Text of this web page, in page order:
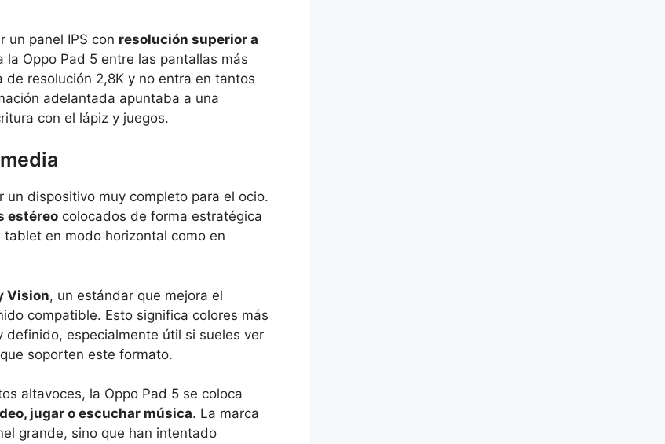
un panel IPS con resolución superior a
la Oppo Pad 5 entre las pantallas más
resolución 2,8K y no entra en tantos
adelantada apuntaba a una
con el lápiz y juegos.
dispositivo muy completo para el ocio.
estéreo colocados de forma estratégica
en modo horizontal como en
Vision, un estándar que mejora el
compatible. Esto significa colores más
especialmente útil si sueles ver
soporten este formato.
altavoces, la Oppo Pad 5 se coloca
jugar o escuchar música. La marca
grande, sino que han intentado